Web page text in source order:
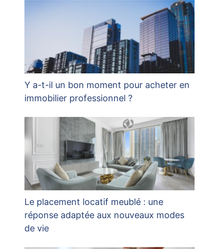
Y a-t-il un bon moment pour acheter en
immobilier professionnel ?
Le placement locatif meublé : une
réponse adaptée aux nouveaux modes
de vie